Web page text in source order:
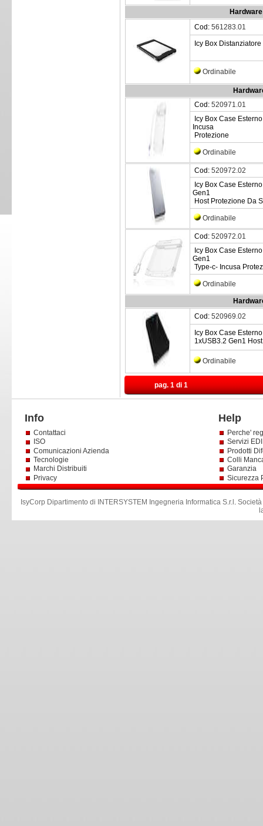
Cod: 561283.01
Icy Box
Ordinabile
Cod: 520971.01
Icy Box Case
Incusa
Protezione
Ordinabile
Cod: 520972.02
Icy Box Case
Gen1
Host Protezione Da
Ordinabile
Cod: 520972.01
Icy Box Case
Gen1
Type-c- Incusa
Ordinabile
Cod: 520969.02
Icy Box Case
1xUSB3.2 Gen1
Ordinabile
pag. 1 di 1
Info Help
Contattaci
ISO
Comunicazioni Azienda
Tecnologie
Marchi Distribuiti
Privacy
Perche'
Servizi
Prodotti
Colli
Garanzia
Sicurezza
IsyCorp Dipartimento di INTERSYSTEM Ingegneria Informatica S.r.l .